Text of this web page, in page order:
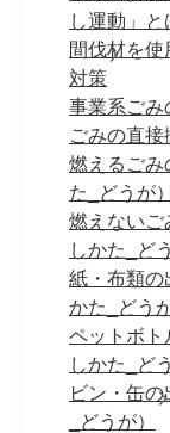
し運動」と
間伐材を
対策
事業系ごみ
ごみの直
燃えるごみ
た_どうが）
燃えないご
しかた_ど
紙・布類の
かた_どうが
ペットボト
しかた_ど
ビン・缶
_どうが）